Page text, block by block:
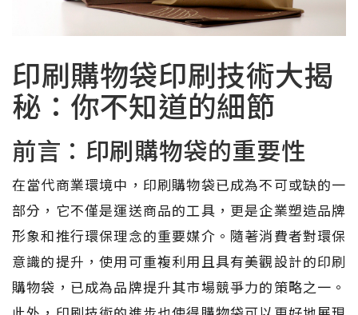
印刷購物袋印刷技術大揭
秘：你不知道的細節
前言：印刷購物袋的重要性
在當代商業環境中，印刷購物袋已成為不可或缺的一
部分，它不僅是運送商品的工具，更是企業塑造品牌
形象和推行環保理念的重要媒介。隨著消費者對環保
意識的提升，使用可重複利用且具有美觀設計的印刷
購物袋，已成為品牌提升其市場競爭力的策略之一。